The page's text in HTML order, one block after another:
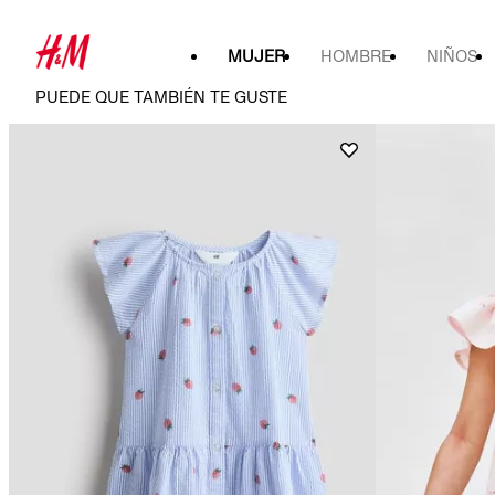
MUJER HOMBRE NIÑOS
PUEDE QUE TAMBIÉN TE GUSTE